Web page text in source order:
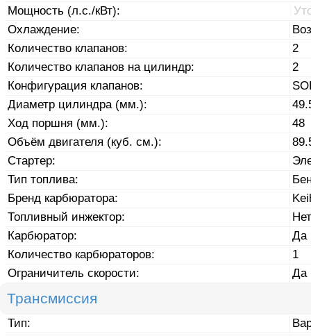
Мощность (л.с./кВт):
Охлаждение:
Количество клапанов:
2
Количество клапанов на цилиндр:
2
Конфигурация клапанов:
Диаметр цилиндра (мм.):
Ход поршня (мм.):
48
Объём двигателя (куб. см.):
Стартер:
Тип топлива:
Бренд карбюратора:
Топливный инжектор:
Нет
Карбюратор:
Да
Количество карбюраторов:
1
Ограничитель скорости:
Да
Трансмиссия
Тип: